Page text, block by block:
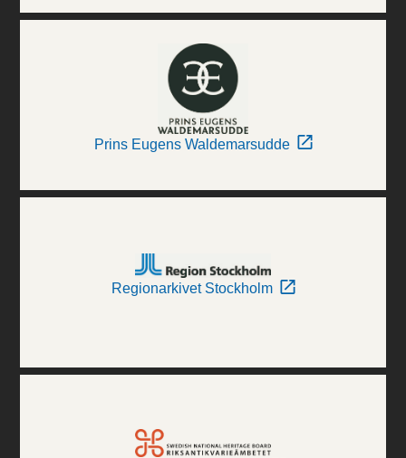
Prins Eugens Waldemarsudde
Regionarkivet Stockholm